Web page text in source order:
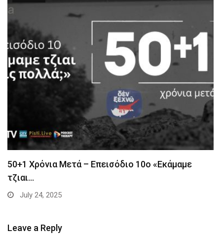
50+1 Χρόνια Μετά – Επεισόδιο 10ο «Εκάμαμε
τζιαι…
July 24, 2025
Leave a Reply